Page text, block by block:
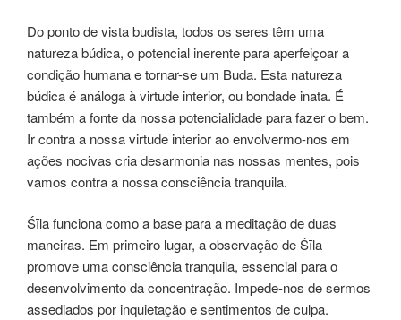
Do ponto de vista budista, todos os seres têm uma
natureza búdica, o potencial inerente para aperfeiçoar a
condição humana e tornar-se um Buda. Esta natureza
búdica é análoga à virtude interior, ou bondade inata. É
também a fonte da nossa potencialidade para fazer o bem.
Ir contra a nossa virtude interior ao envolvermo-nos em
ações nocivas cria desarmonia nas nossas mentes, pois
vamos contra a nossa consciência tranquila.
Śīla funciona como a base para a meditação de duas
maneiras. Em primeiro lugar, a observação de Śīla
promove uma consciência tranquila, essencial para o
desenvolvimento da concentração. Impede-nos de sermos
assediados por inquietação e sentimentos de culpa.